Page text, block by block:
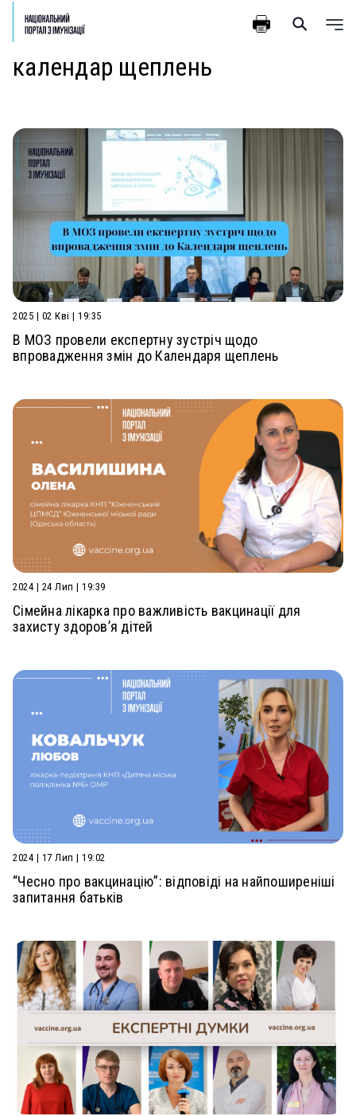
календар щеплень
2025 | 02 Кві | 19:35
В МОЗ провели експертну зустріч щодо
впровадження змін до Календаря щеплень
2024 | 24 Лип | 19:39
Сімейна лікарка про важливість вакцинації для
захисту здоров’я дітей
2024 | 17 Лип | 19:02
“Чесно про вакцинацію”: відповіді на найпоширеніші
запитання батьків